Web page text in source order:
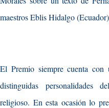
maestros Eblis Hidalgo
El Premio siempre cuenta
distinguidas personalidades
religioso. En esta ocasión lo